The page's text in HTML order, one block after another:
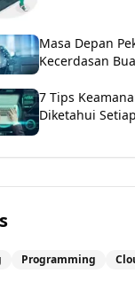
Masa Depan
Kecerdasan
7 Tips
Diketahui
Programming